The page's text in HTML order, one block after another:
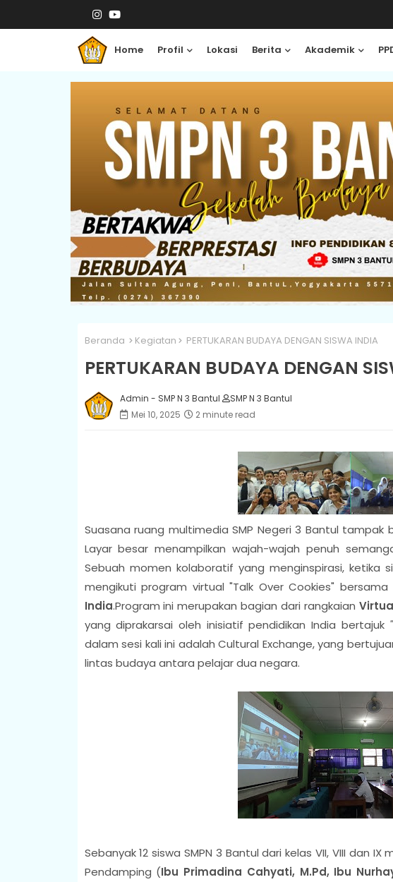
Home Profil Lokasi Berita Akademik
Beranda Kegiatan PERTUKARAN BUDAYA DENGAN SISWA INDIA
PERTUKARAN BUDAYA DENGAN
Admin - SMP N 3 Bantul
SMP N 3 Bantul
Mei 10, 2025
2 minute read
Suasana ruang multimedia SMP Negeri 3 Bantul tampak
Layar besar menampilkan wajah-wajah penuh
Sebuah momen kolaboratif yang menginspirasi, ketika
mengikutiprogram virtual "Talk Over Cookies" bersama
India.Program ini merupakan bagian dari rangkaian
yang diprakarsai oleh inisiatif pendidikan India bertajuk
dalam sesi kali ini adalah Cultural Exchange, yang
lintas budaya antara pelajar dua negara.
Sebanyak12 siswa SMPN 3 Bantul dari kelas VII, VIII dan
Pendamping (Ibu Primadina Cahyati, M.Pd, Ibu